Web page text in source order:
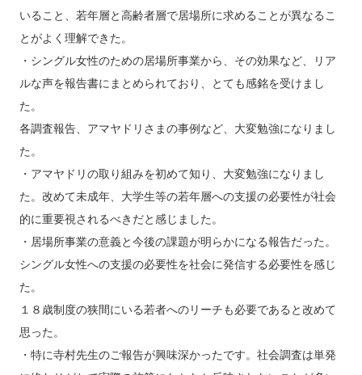
いること、若年層と⾼齢者層で居場所に求めることが異なるこ
とがよく理解できた。
・シングル⼥性のための居場所事業から、その効果など、リア
ルな声を報告書にまとめられており、とても感銘を受けまし
た。
各調査報告、アマヤドリさまの事例など、⼤変勉強になりまし
た。
・アマヤドリの取り組みを初めて知り、⼤変勉強になりまし
た。改めて未成年、⼤学⽣等の若年層への⽀援の必要性が社会
的に重要視されるべきだと感じました。
・居場所事業の意義と今後の課題が明らかになる報告だった。
シングル⼥性への⽀援の必要性を社会に発信する必要性を感じ
た。
１８歳制度の狭間にいる若者へのリーチも必要であると改めて
思った。
・特に寺村先⽣のご報告が興味深かったです。社会調査は単発